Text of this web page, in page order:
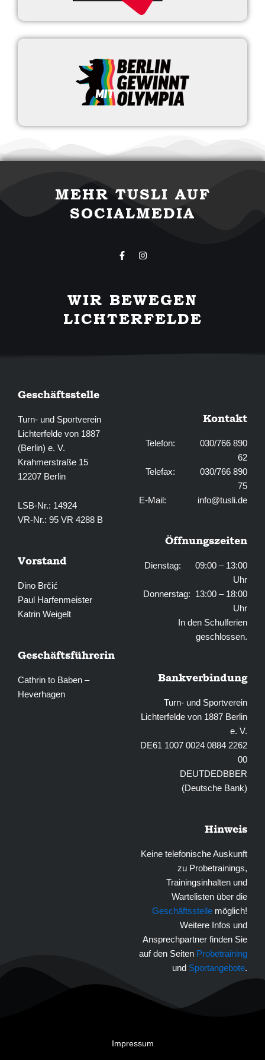
MEHR TUSLI AUF
SOCIALMEDIA
F
a
o
o
k
-
I
n
g
r
a
m
WIR BEWEGEN
LICHTERFELDE
Geschäftsstelle
Turn- und Sportverein
Lichterfelde von 1887
(Berlin) e. V.
Krahmerstraße 15
12207 Berlin
LSB-Nr.: 14924
VR-Nr.: 95 VR 4288 B
Vorstand
Dino Brčić
Paul Harfenmeister
Katrin Weigelt
Geschäftsführerin
Cathrin to Baben –
Heverhagen
Kontakt
Telefon: 030/766 890
62
Telefax: 030/766 890
75
E-Mail: info@tusli.de
Öffnungszeiten
Dienstag: 09:00 – 13:00
Uhr
Donnerstag: 13:00 – 18:00
Uhr
In den Schulferien
geschlossen.
Bankverbindung
Turn- und Sportverein
Lichterfelde von 1887 Berlin
e. V.
DE61 1007 0024 0884 2262
00
DEUTDEDBBER
(Deutsche Bank)
Hinweis
Keine telefonische Auskunft
zu Probetrainings,
Trainingsinhalten und
Wartelisten über die
Geschäftsstelle möglich!
Weitere Infos und
Ansprechpartner finden Sie
auf den Seiten Probetraining
und Sportangebote.
Impressum